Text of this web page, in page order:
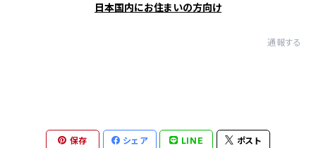
日本国内にお住まいの方向け
通報する
保存 シェア LINE ポスト